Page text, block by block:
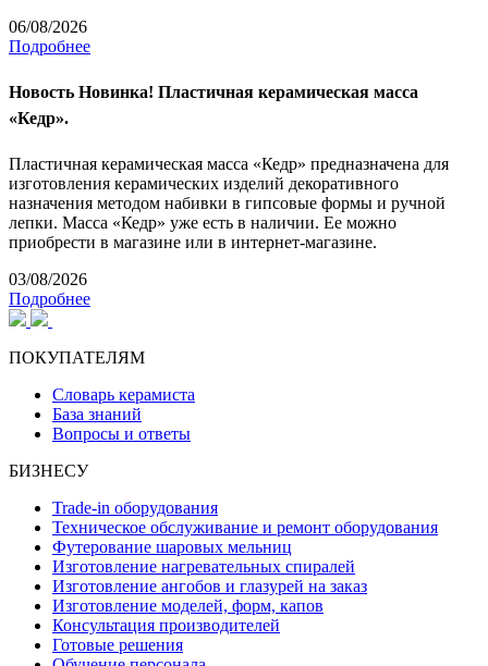
06/08/2026
Подробнее
Новость Новинка! Пластичная керамическая масса
«Кедр».
Пластичная керамическая масса «Кедр» предназначена для
изготовления керамических изделий декоративного
назначения методом набивки в гипсовые формы и ручной
лепки. Масса «Кедр» уже есть в наличии. Ее можно
приобрести в магазине или в интернет-магазине.
03/08/2026
Подробнее
ПОКУПАТЕЛЯМ
Словарь керамиста
База знаний
Вопросы и ответы
БИЗНЕСУ
Trade-in оборудования
Техническое обслуживание и ремонт оборудования
Футерование шаровых мельниц
Изготовление нагревательных спиралей
Изготовление ангобов и глазурей на заказ
Изготовление моделей, форм, капов
Консультация производителей
Готовые решения